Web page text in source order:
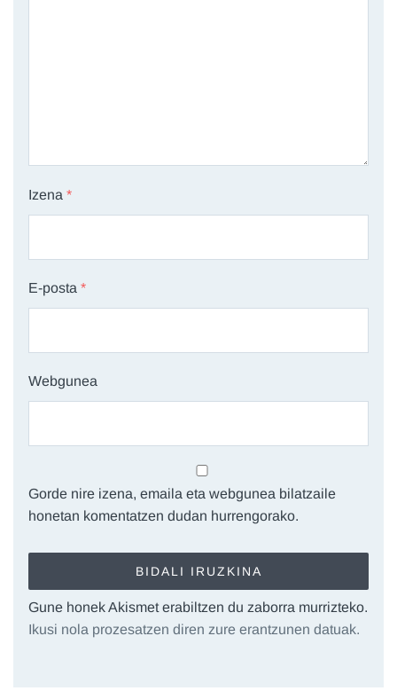
Izena *
E-posta *
Webgunea
Gorde nire izena, emaila eta webgunea bilatzaile
honetan komentatzen dudan hurrengorako.
Gune honek Akismet erabiltzen du zaborra murrizteko.
Ikusi nola prozesatzen diren zure erantzunen datuak.